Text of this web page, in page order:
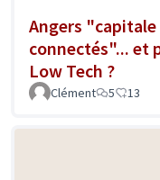
Angers
connectés"... et
Low Tech ?
Clément 5 13